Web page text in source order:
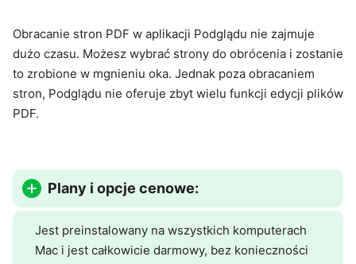
Obracanie stron PDF w aplikacji Podglądu nie zajmuje
dużo czasu. Możesz wybrać strony do obrócenia i zostanie
to zrobione w mgnieniu oka. Jednak poza obracaniem
stron, Podglądu nie oferuje zbyt wielu funkcji edycji plików
PDF.
Plany i opcje cenowe:
Jest preinstalowany na wszystkich komputerach
Mac i jest całkowicie darmowy, bez konieczności